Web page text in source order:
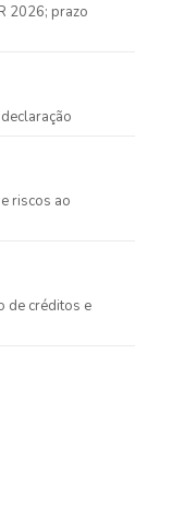
2026; prazo
riscos ao
de créditos e